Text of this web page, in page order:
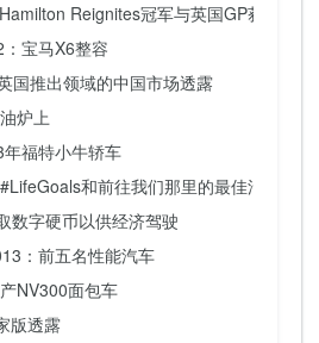
Reignites冠军与英国GP获胜
宝马X6整容
国推出领域的中国市场透露
炉上
福特小牛轿车
和前往我们那里的最佳汽车
数字硬币以供经济驾驶
：前五名性能汽车
NV300面包车
版透露